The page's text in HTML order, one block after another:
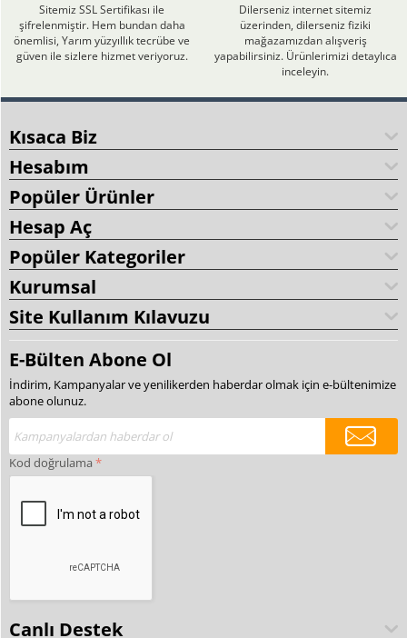
Sitemiz SSL Sertifikası ile
şifrelenmiştir. Hem bundan daha
önemlisi, Yarım yüzyıllık tecrübe ve
güven ile sizlere hizmet veriyoruz.
Dilerseniz internet sitemiz
üzerinden, dilerseniz fiziki
mağazamızdan alışveriş
yapabilirsiniz. Ürünlerimizi detaylıca
inceleyin.
Kısaca Biz
Hesabım
Popüler Ürünler
Hesap Aç
Popüler Kategoriler
Kurumsal
Site Kullanım Kılavuzu
E-Bülten Abone Ol
İndirim, Kampanyalar ve yenilikerden haberdar olmak için e-bültenimize
abone olunuz.
Kod doğrulama
Canlı Destek